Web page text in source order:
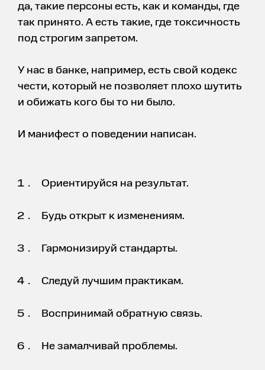
да, такие персоны есть, как и команды, где
так принято. А есть такие, где токсичность
под строгим запретом.
У нас в банке, например, есть свой кодекс
чести, который не позволяет плохо шутить
и обижать кого бы то ни было.
И манифест о поведении написан.
Ориентируйся на результат.
Будь открыт к изменениям.
Гармонизируй стандарты.
Следуй лучшим практикам.
Воспринимай обратную связь.
Не замалчивай проблемы.